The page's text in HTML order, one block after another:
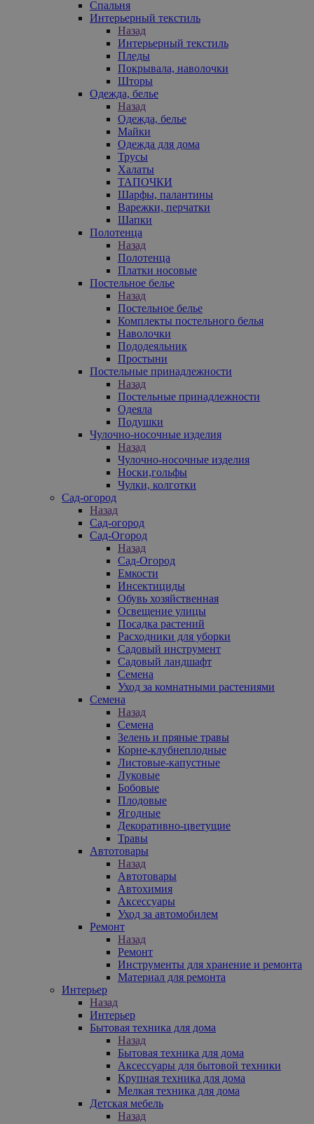
Спальня
Интерьерный текстиль
Назад
Интерьерный текстиль
Пледы
Покрывала, наволочки
Шторы
Одежда, белье
Назад
Одежда, белье
Майки
Одежда для дома
Трусы
Халаты
ТАПОЧКИ
Шарфы, палантины
Варежки, перчатки
Шапки
Полотенца
Назад
Полотенца
Платки носовые
Постельное белье
Назад
Постельное белье
Комплекты постельного белья
Наволочки
Пододеяльник
Простыни
Постельные принадлежности
Назад
Постельные принадлежности
Одеяла
Подушки
Чулочно-носочные изделия
Назад
Чулочно-носочные изделия
Носки,гольфы
Чулки, колготки
Сад-огород
Назад
Сад-огород
Сад-Огород
Назад
Сад-Огород
Емкости
Инсектициды
Обувь хозяйственная
Освещение улицы
Посадка растений
Расходники для уборки
Садовый инструмент
Садовый ландшафт
Семена
Уход за комнатными растениями
Семена
Назад
Семена
Зелень и пряные травы
Корне-клубнеплодные
Листовые-капустные
Луковые
Бобовые
Плодовые
Ягодные
Декоративно-цветущие
Травы
Автотовары
Назад
Автотовары
Автохимия
Аксессуары
Уход за автомобилем
Ремонт
Назад
Ремонт
Инструменты для хранение и ремонта
Материал для ремонта
Интерьер
Назад
Интерьер
Бытовая техника для дома
Назад
Бытовая техника для дома
Аксессуары для бытовой техники
Крупная техника для дома
Мелкая техника для дома
Детская мебель
Назад